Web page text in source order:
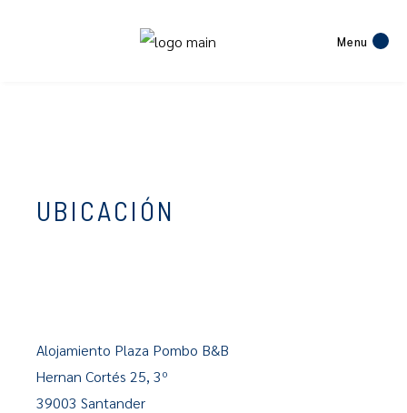
Menu
UBICACIÓN
Alojamiento Plaza Pombo B&B
Hernan Cortés 25, 3º
39003 Santander